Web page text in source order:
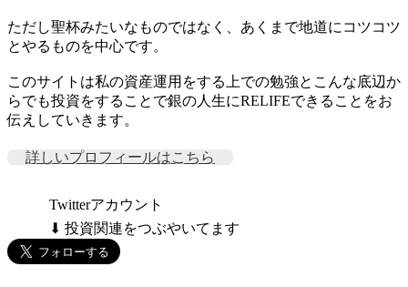
ただし聖杯みたいなものではなく、あくまで地道にコツコツ
とやるものを中心です。
このサイトは私の資産運用をする上での勉強とこんな底辺か
らでも投資をすることで銀の人生にRELIFEできることをお
伝えしていきます。
詳しいプロフィールはこちら
Twitterアカウント
⬇ 投資関連をつぶやいてます